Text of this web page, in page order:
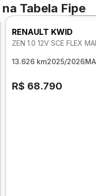
na Tabela FipeFoto
RENAULT KWID
ZEN 1.0 12V SCE FLEX
13.626 km2025/2026
R$ 68.790